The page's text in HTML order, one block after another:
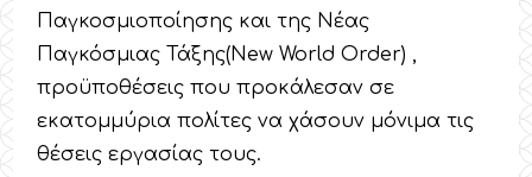
Παγκοσμιοποίησης και της Νέας
Παγκόσμιας Τάξης(New World Order) ,
προϋποθέσεις που προκάλεσαν σε
εκατομμύρια πολίτες να χάσουν μόνιμα τις
θέσεις εργασίας τους.